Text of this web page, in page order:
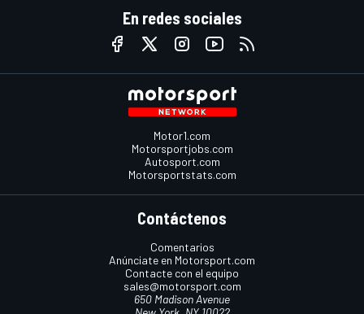
En redes sociales
Motor1.com
Motorsportjobs.com
Autosport.com
Motorsportstats.com
Contáctenos
Comentarios
Anúnciate en Motorsport.com
Contacte con el equipo
sales@motorsport.com
650 Madison Avenue